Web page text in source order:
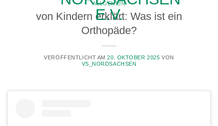
ALLGEMEIN
von Kindern erklärt: Was ist ein
Orthopäde?
VERÖFFENTLICHT AM20. OKTOBER 2025 VON
VS_NORDSACHSEN